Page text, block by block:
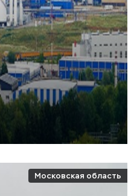
Московская область